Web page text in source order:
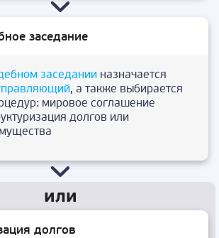
заседание
заседании назначается
, а также выбирается
мировое соглашение
долгов или
долгов